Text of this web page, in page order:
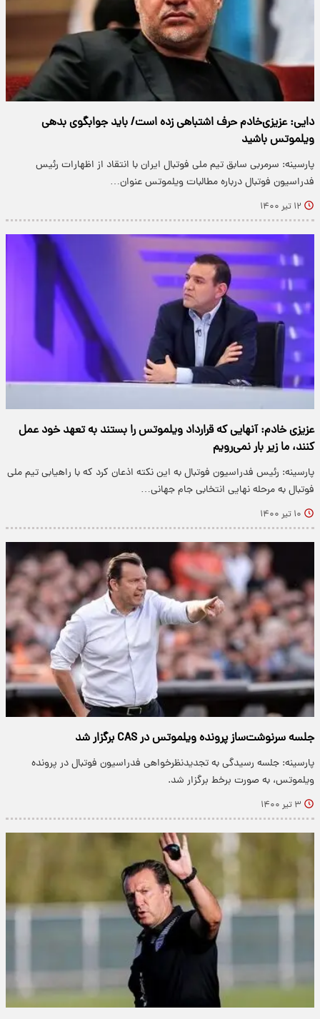
دایی: عزیزی‌خادم حرف اشتباهی زده است/ باید جوابگوی بدهی
ویلموتس باشید
پارسینه: سرمربی سابق تیم ملی فوتبال ایران با انتقاد از اظهارات رئیس
فدراسیون فوتبال درباره مطالبات ویلموتس عنوان…
۱۲ تیر ۱۴۰۰
عزیزی خادم: آنهایی که قرارداد ویلموتس را بستند به تعهد خود عمل
کنند، ما زیر بار نمی‌رویم
پارسینه: رئیس فدراسیون فوتبال به این نکته اذعان کرد که با راهیابی تیم ملی
فوتبال به مرحله نهایی انتخابی جام جهانی…
۱۰ تیر ۱۴۰۰
جلسه سرنوشت‌ساز پرونده ویلموتس در CAS برگزار شد
پارسینه: جلسه رسیدگی به تجدیدنظرخواهی فدراسیون فوتبال در پرونده
ویلموتس، به صورت برخط برگزار شد.
۳ تیر ۱۴۰۰